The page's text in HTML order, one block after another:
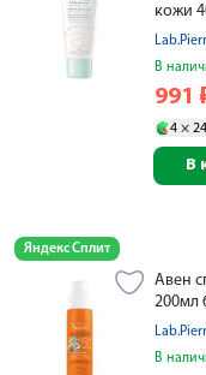
кожи
В
991
4 ×
В
Яндекс Сплит
Авен
200мл
В